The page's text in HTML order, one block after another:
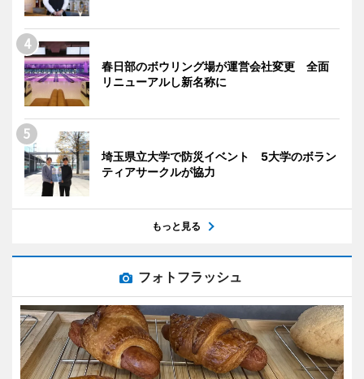
春日部のボウリング場が運営会社変更 全面
リニューアルし新名称に
埼玉県立大学で防災イベント 5大学のボラン
ティアサークルが協力
もっと見る
フォトフラッシュ